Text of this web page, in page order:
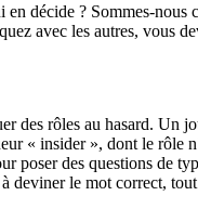
décide ? Sommes-nous
avec les autres, vous
des rôles au hasard. Un
« insider », dont le rôle
poser des questions de
deviner le mot correct,